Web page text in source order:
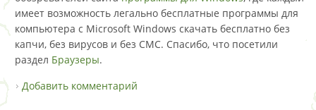
имеет возможность легально бесплатные программы для
компьютера с Microsoft Windows скачать бесплатно без
капчи, без вирусов и без СМС. Спасибо, что посетили
раздел Браузеры.
Добавить комментарий